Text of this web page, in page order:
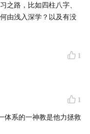
听友）
字稿合集（微信+飞
之路，比如四柱八字、
由浅入深学？以及有没
1
1
体系的一神教是他力拯救